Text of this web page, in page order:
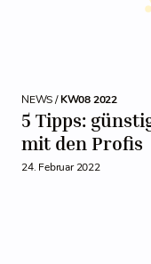
NEWS /KW08 2022
5 Tipps:
mit den Profis
24. Februar 2022